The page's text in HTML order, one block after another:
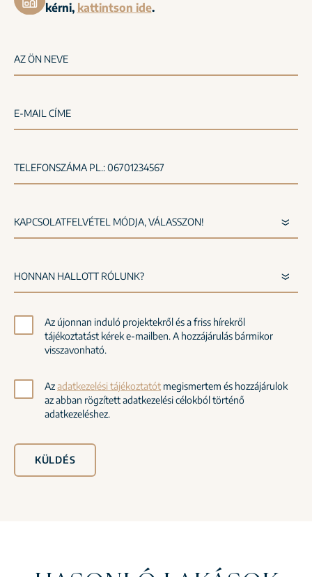
kérni, kattintson ide.
AZ ÖN NEVE
E-MAIL CÍME
TELEFONSZÁMA PL.: 06701234567
Az újonnan induló projektekről és a friss hírekről
tájékoztatást kérek e-mailben. A hozzájárulás bármikor
visszavonható.
Azadatkezelési tájékoztatót megismertem és hozzájárulok
az abban rögzített adatkezelési célokból történő
adatkezeléshez.
KÜLDÉS